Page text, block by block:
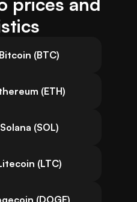
(BTC)
(ETH)
(SOL)
(LTC)
(DOGE)